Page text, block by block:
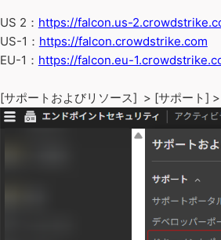
US 2： https://falcon.us-
US-1： https://falcon.crowdstrike.com
EU-1： https://falcon.eu-
[サポートおよびリソース] > [サポート]